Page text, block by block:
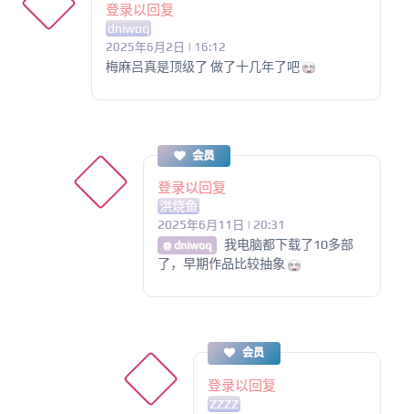
登录以回复
dniwoq
2025年6月2日 | 16:12
梅麻吕真是顶级了 做了十几年了吧
会员
登录以回复
洪烧鱼
2025年6月11日 | 20:31
@ dniwoq
我电脑都下载了10多部
了，早期作品比较抽象
会员
登录以回复
ZZZZ